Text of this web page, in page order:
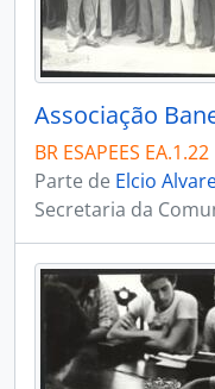
Associação
BR ESAPEES EA.1.22
Parte de Elcio
Secretaria da